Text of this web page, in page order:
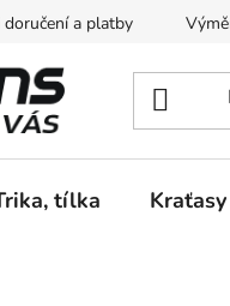
a platby
tílka Kraťasy